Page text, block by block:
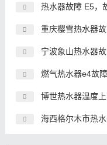
热水器故障 E5，
重庆樱雪热水器
宁波象山热水器
燃气热水器e4故
博世热水器温度
海西格尔木市热水器